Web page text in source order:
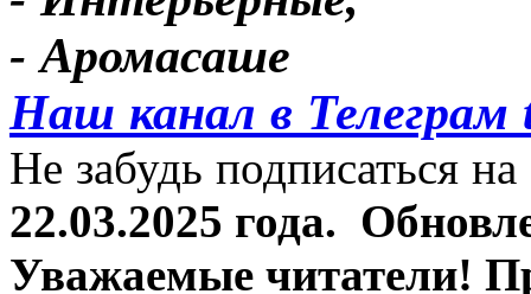
- Аромасаше
Наш канал в Телеграм
Не забудь подписаться
22.03.2025 года.
Уважаемые читатели!